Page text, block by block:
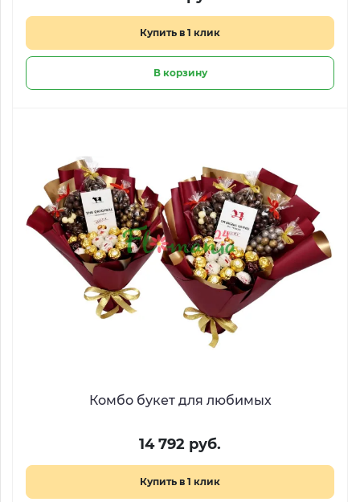
Купить в 1 клик
В корзину
Комбо букет для любимых
14 792 руб.
Купить в 1 клик